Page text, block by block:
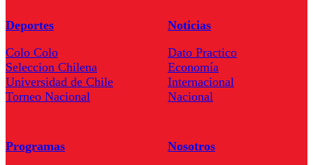
Deportes
Colo Colo
Seleccion Chilena
Universidad de Chile
Torneo Nacional
Noticias
Dato Practico
Economía
Internacional
Nacional
Programas
Nosotros